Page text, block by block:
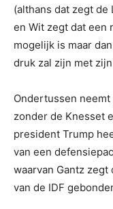
(althans dat zegt
en Wit zegt dat een
mogelijk is maar
druk zal zijn met
Ondertussen
zonder de Knesset
president Trump
van een
waarvan Gantz zegt
van de IDF